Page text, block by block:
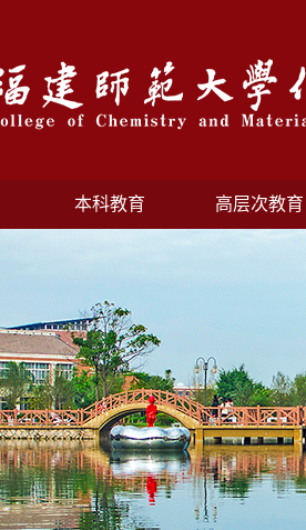
本科教育 高层次教育